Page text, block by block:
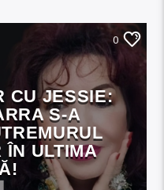
0
CU JESSIE:
S-A
ÎN ULTIMA